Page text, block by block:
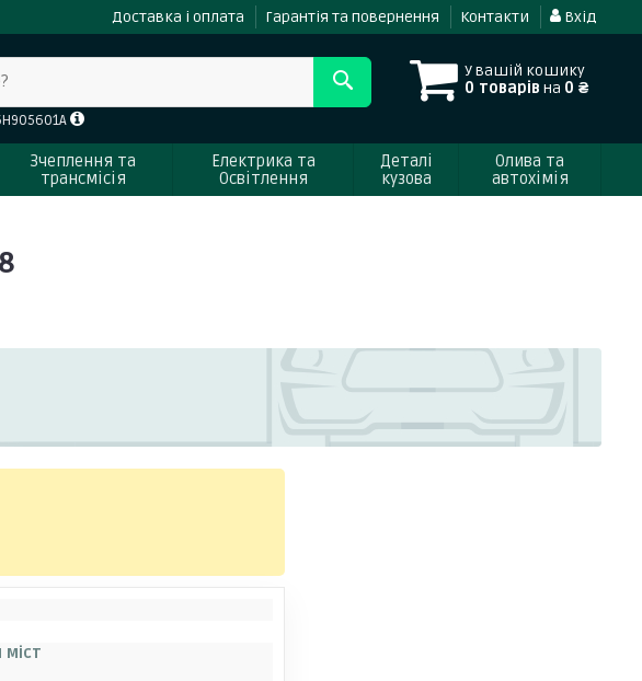
Доставка і оплата Гарантія та повернення Контакти Вхід
У вашій кошику
0 товарів на 0 ₴
Зчеплення та
трансмісія
Електрика та
Освітлення
Деталі
кузова
Олива та
автохімія
міст